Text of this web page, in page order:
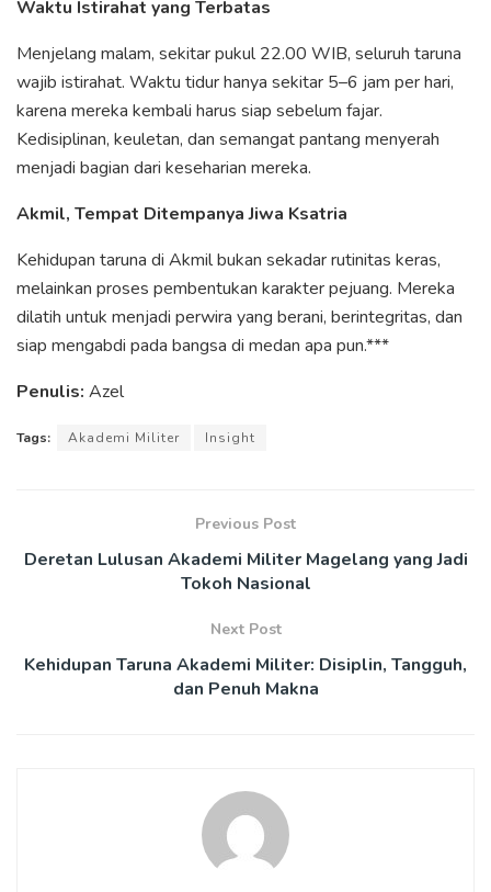
Waktu Istirahat yang Terbatas
Menjelang malam, sekitar pukul 22.00 WIB, seluruh taruna
wajib istirahat. Waktu tidur hanya sekitar 5–6 jam per hari,
karena mereka kembali harus siap sebelum fajar.
Kedisiplinan, keuletan, dan semangat pantang menyerah
menjadi bagian dari keseharian mereka.
Akmil, Tempat Ditempanya Jiwa Ksatria
Kehidupan taruna di Akmil bukan sekadar rutinitas keras,
melainkan proses pembentukan karakter pejuang. Mereka
dilatih untuk menjadi perwira yang berani, berintegritas, dan
siap mengabdi pada bangsa di medan apa pun.***
Penulis: Azel
Tags: Akademi Militer Insight
Previous Post
Deretan Lulusan Akademi Militer Magelang yang Jadi
Tokoh Nasional
Next Post
Kehidupan Taruna Akademi Militer: Disiplin, Tangguh,
dan Penuh Makna